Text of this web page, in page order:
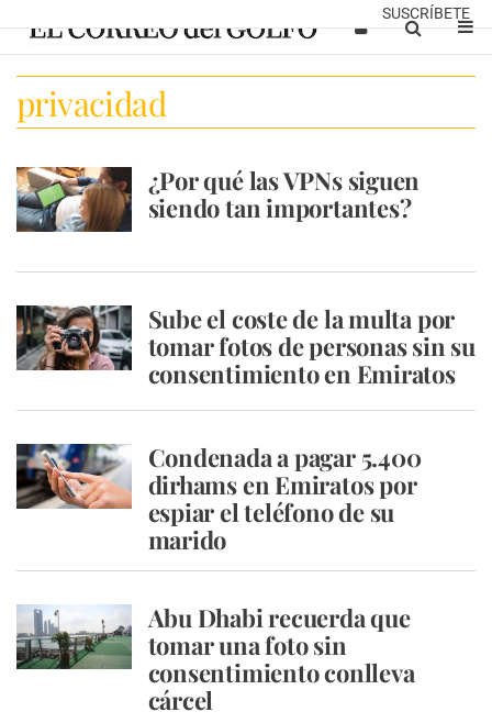
SUSCRÍBETE
privacidad
¿Por qué las VPNs siguen
siendo tan importantes?
Sube el coste de la multa por
tomar fotos de personas sin su
consentimiento en Emiratos
Condenada a pagar 5.400
dirhams en Emiratos por
espiar el teléfono de su
marido
Abu Dhabi recuerda que
tomar una foto sin
consentimiento conlleva
cárcel